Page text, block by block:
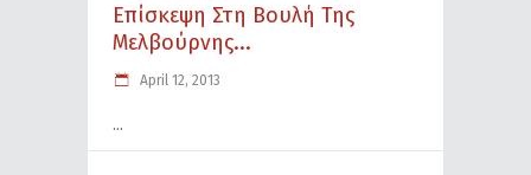
Επίσκεψη Στη Βουλή Της
Μελβούρνης...
April 12, 2013